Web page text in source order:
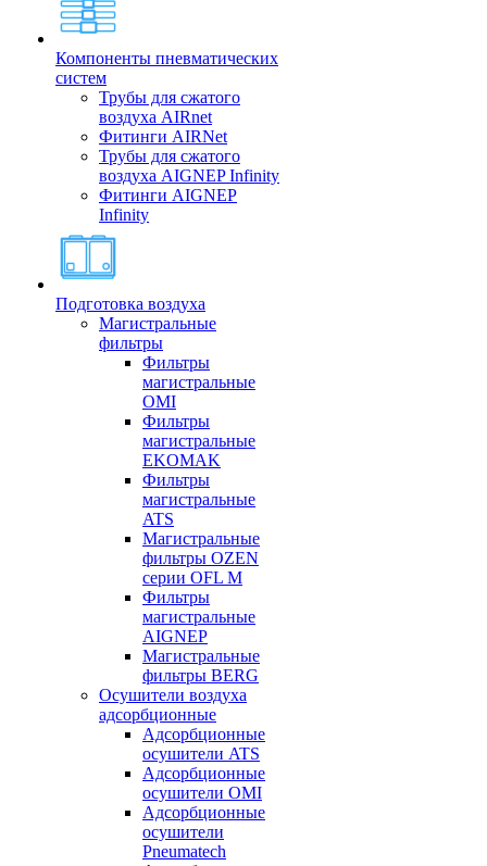
Компоненты пневматических
систем
Трубы для сжатого
воздуха AIRnet
Фитинги AIRNet
Трубы для сжатого
воздуха AIGNEP Infinity
Фитинги AIGNEP
Infinity
Подготовка воздуха
Магистральные
фильтры
Фильтры
магистральные
OMI
Фильтры
магистральные
EKOMAK
Фильтры
магистральные
ATS
Магистральные
фильтры OZEN
серии OFL M
Фильтры
магистральные
AIGNEP
Магистральные
фильтры BERG
Осушители воздуха
адсорбционные
Адсорбционные
осушители ATS
Адсорбционные
осушители OMI
Адсорбционные
осушители
Pneumatech